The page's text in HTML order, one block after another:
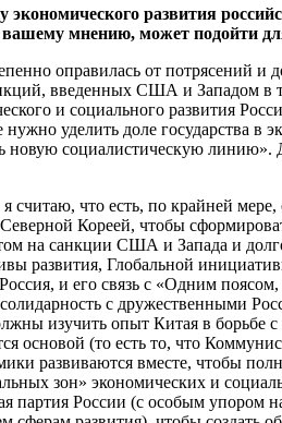
развития
мнению, может подойти
оправилась от потрясений и
введенных США и Западом в
и социального развития
уделить доле государства в
новую социалистическую
считаю, что есть, по крайней
Кореей, чтобы
на санкции США и Запада и
развития, Глобальной
и его связь с «Одним
с дружественными
изучить опыт Китая в борьбе
основой (то есть то, что
развиваются вместе, чтобы
зон» экономических и
партия России (с особым упором